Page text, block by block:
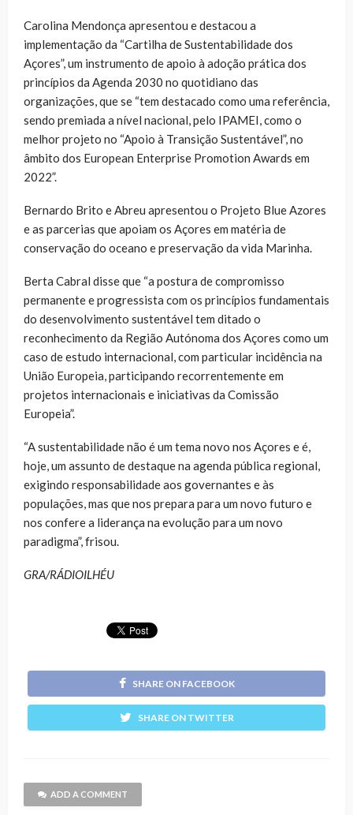
Carolina Mendonça apresentou e destacou a
implementação da “Cartilha de Sustentabilidade dos
Açores”, um instrumento de apoio à adoção prática dos
princípios da Agenda 2030 no quotidiano das
organizações, que se “tem destacado como uma referência,
sendo premiada a nível nacional, pelo IPAMEI, como o
melhor projeto no “Apoio à Transição Sustentável”, no
âmbito dos European Enterprise Promotion Awards em
2022”.
Bernardo Brito e Abreu apresentou o Projeto Blue Azores
e as parcerias que apoiam os Açores em matéria de
conservação do oceano e preservação da vida Marinha.
Berta Cabral disse que “a postura de compromisso
permanente e progressista com os princípios fundamentais
do desenvolvimento sustentável tem ditado o
reconhecimento da Região Autónoma dos Açores como um
caso de estudo internacional, com particular incidência na
União Europeia, participando recorrentemente em
projetos internacionais e iniciativas da Comissão
Europeia”.
“A sustentabilidade não é um tema novo nos Açores e é,
hoje, um assunto de destaque na agenda pública regional,
exigindo responsabilidade aos governantes e às
populações, mas que nos prepara para um novo futuro e
nos confere a liderança na evolução para um novo
paradigma”, frisou.
GRA/RÁDIOILHÉU
SHARE ON FACEBOOK
SHARE ON TWITTER
ADD A COMMENT